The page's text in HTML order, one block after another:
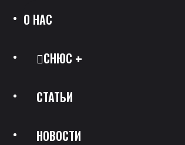
О НАС
СНЮС
СТАТЬИ
НОВОСТИ